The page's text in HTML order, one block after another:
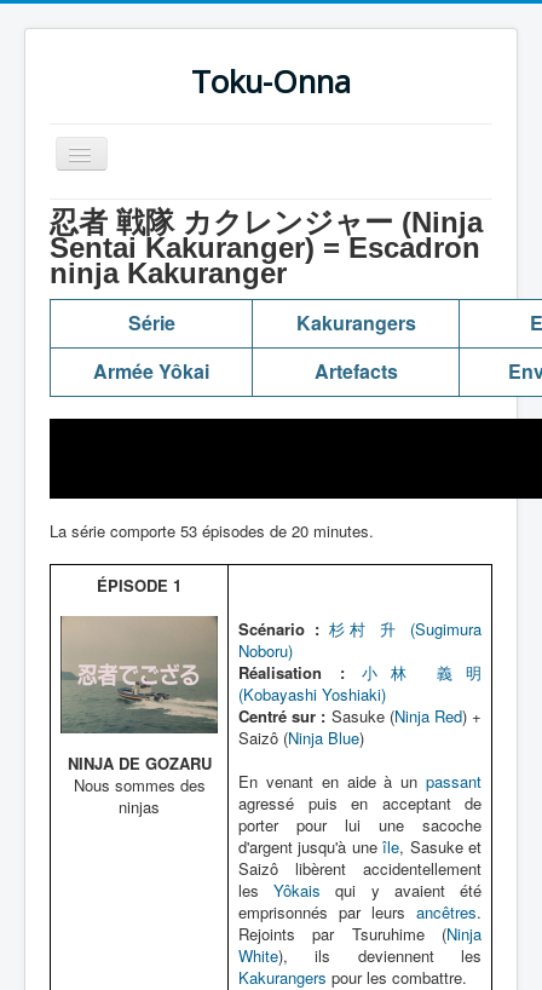
Toku-Onna
Basculer
la
Accueil
Toku-Actrices
Toku-Critiques
Films
COSAA
Artiste Asperger
Lexique
忍者 戦隊 カクレンジャー (Ninja
Sentai Kakuranger) = Escadron
ninja Kakuranger
Série Kakurangers
Armée Yôkai
Artefacts
La série comporte 53 épisodes de 20 minutes.
ÉPISODE 1
NINJA DE GOZARU
Nous sommes des
ninjas
Scénario : 杉村 升 (Sugimura
Noboru)
Réalisation :
小林 義明
(Kobayashi Yoshiaki)
Centré sur : Sasuke (Ninja Red) +
Saizô (Ninja Blue)
En venant en aide à un passant
agressé puis en acceptant de
porter pour lui une sacoche
d'argent jusqu'à uneîle, Sasuke et
Saizô libèrent accidentellement
lesYôkais qui y avaient été
emprisonnés par leurs ancêtres.
Rejoints par Tsuruhime (Ninja
White), ils deviennent les
Kakurangers pour les combattre.